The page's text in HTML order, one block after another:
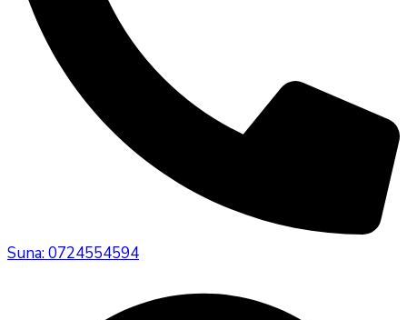
Suna: 0724554594